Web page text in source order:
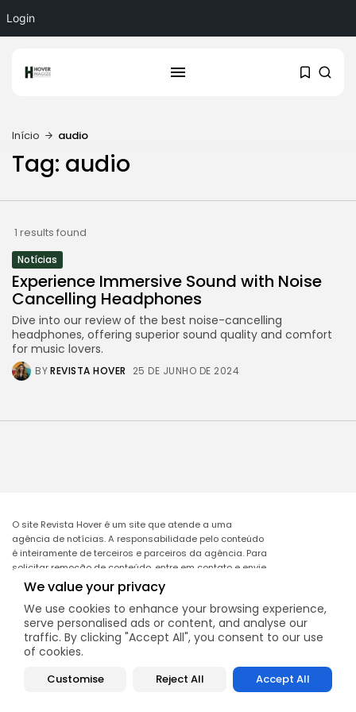
We value your privacy
We use cookies to enhance your browsing experience,
serve personalised ads or content, and analyse our
traffic. By clicking "Accept All", you consent to our use
of cookies.
Customise Reject All Accept All
Login
Início audio
Tag: audio
1 results found
Notícias
Experience Immersive Sound with Noise
Cancelling Headphones
Dive into our review of the best noise-cancelling
headphones, offering superior sound quality and comfort
for music lovers.
BYREVISTA HOVER 25 DE JUNHO DE 2024
O site Revista Hover é um site que atende a uma
agência de notícias. A responsabilidade pelo conteúdo
é inteiramente de terceiros e parceiros da agência. Para
solicitar remoção de conteúdo, entre em contato e envie
o link da matéria a ser excluída no e-mail:
remocao@mcomglobal.com